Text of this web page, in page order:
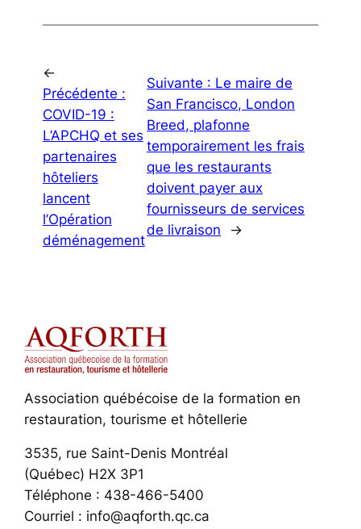
←
Précédente :
COVID-19 :
L’APCHQ et ses
partenaires
hôteliers
lancent
l’Opération
déménagement
Suivante : Le maire de
San Francisco, London
Breed, plafonne
temporairement les frais
que les restaurants
doivent payer aux
fournisseurs de services
de livraison
→
Association québécoise de la formation en
restauration, tourisme et hôtellerie
3535, rue Saint-Denis Montréal
(Québec) H2X 3P1
Téléphone : 438-466-5400
Courriel : info@aqforth.qc.ca